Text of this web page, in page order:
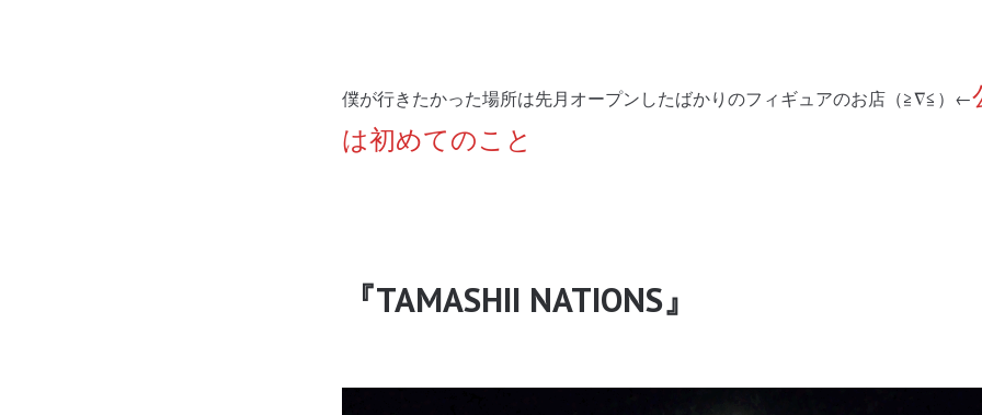
僕が行きたかった場所は先月オープンしたばかりのフィギュアのお店（≧∇≦）←
は初めてのこと
『TAMASHII NATIONS』